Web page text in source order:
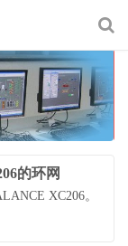
的环网
XC206。